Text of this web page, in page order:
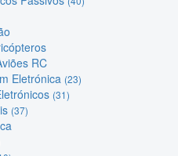
RC
Eletrónica (23)
(31)
(37)